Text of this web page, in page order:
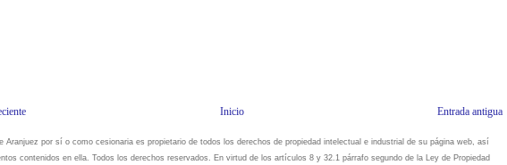
Entrada antigua
Inicio
Aranjuez por sí o como cesionaria es propietario de todos los derechos de propiedad intelectual e industrial de su página web, así
contenidos en ella. Todos los derechos reservados. En virtud de los artículos 8 y 32.1 párrafo segundo de la Ley de Propiedad